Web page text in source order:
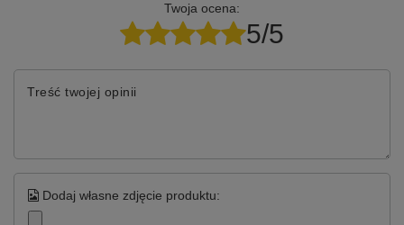
Twoja ocena:
5/5
Treść twojej opinii
Dodaj własne zdjęcie produktu: